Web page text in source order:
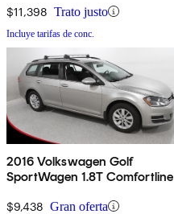
$11,398 Trato justo
Incluye tarifas de conc.
2016 Volkswagen Golf
SportWagen 1.8T Comfortline
$9,438 Gran oferta